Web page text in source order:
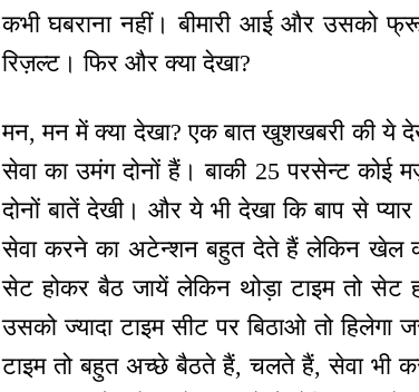
कभी घबराना नहीं। बीमारी आई और उसको
रिज़ल्ट। फिर और क्या देखा?
मन, मन में क्या देखा? एक बात खुशखबरी की ये
सेवा का उमंग दोनों हैं। बाकी 25 परसेन्ट कोई
दोनों बातें देखी। और ये भी देखा कि बाप से
सेवा करने का अटेन्शन बहुत देते हैं लेकिन खेल
सेट होकर बैठ जायें लेकिन थोड़ा टाइम तो सेट
उसको ज्यादा टाइम सीट पर बिठाओ तो
टाइम तो बहुत अच्छे बैठते हैं, चलते हैं, सेवा भी